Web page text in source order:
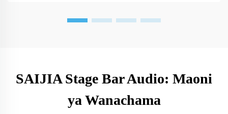
SAIJIA Stage Bar Audio: Maoni
ya Wanachama